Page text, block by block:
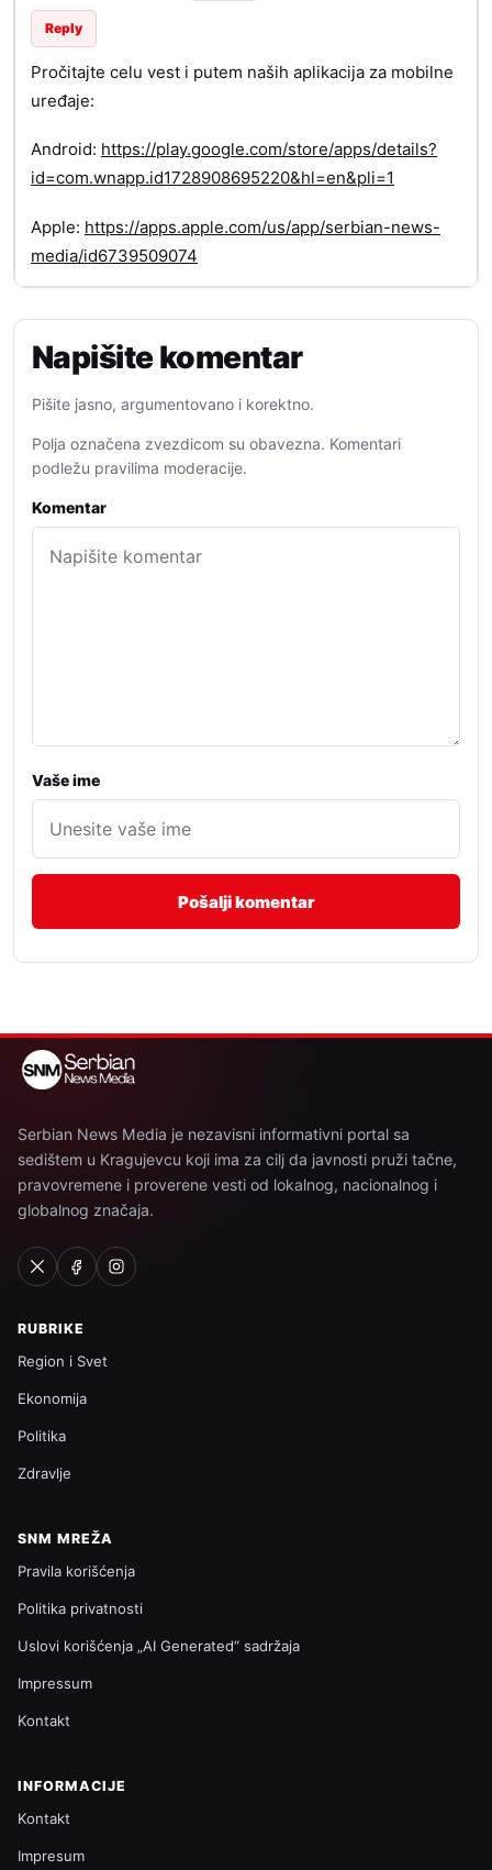
Reply
Pročitajte celu vest i putem naših aplikacija za mobilne
uređaje:
Android: https://play.google.com/store/apps/details?
id=com.wnapp.id1728908695220&hl=en&pli=1
Apple: https://apps.apple.com/us/app/serbian-news-
media/id6739509074
Napišite komentar
Pišite jasno, argumentovano i korektno.
Polja označena zvezdicom su obavezna. Komentari
podležu pravilima moderacije.
Komentar
Vaše ime
Serbian News Media je nezavisni informativni portal sa
sedištem u Kragujevcu koji ima za cilj da javnosti pruži tačne,
pravovremene i proverene vesti od lokalnog, nacionalnog i
globalnog značaja.
RUBRIKE
Region i Svet
Ekonomija
Politika
Zdravlje
SNM MREŽA
Pravila korišćenja
Politika privatnosti
Uslovi korišćenja „AI Generated“ sadržaja
Impressum
Kontakt
INFORMACIJE
Kontakt
Impresum